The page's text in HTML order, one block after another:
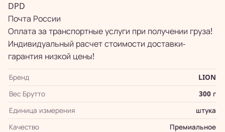
DPD
Почта России
Оплата за транспортные услуги при получении груза!
Индивидуальный расчет стоимости доставки-
гарантия низкой цены!
Бренд
LION
Вес Брутто
300 г
Единица измерения
штука
Качество
Премиальное